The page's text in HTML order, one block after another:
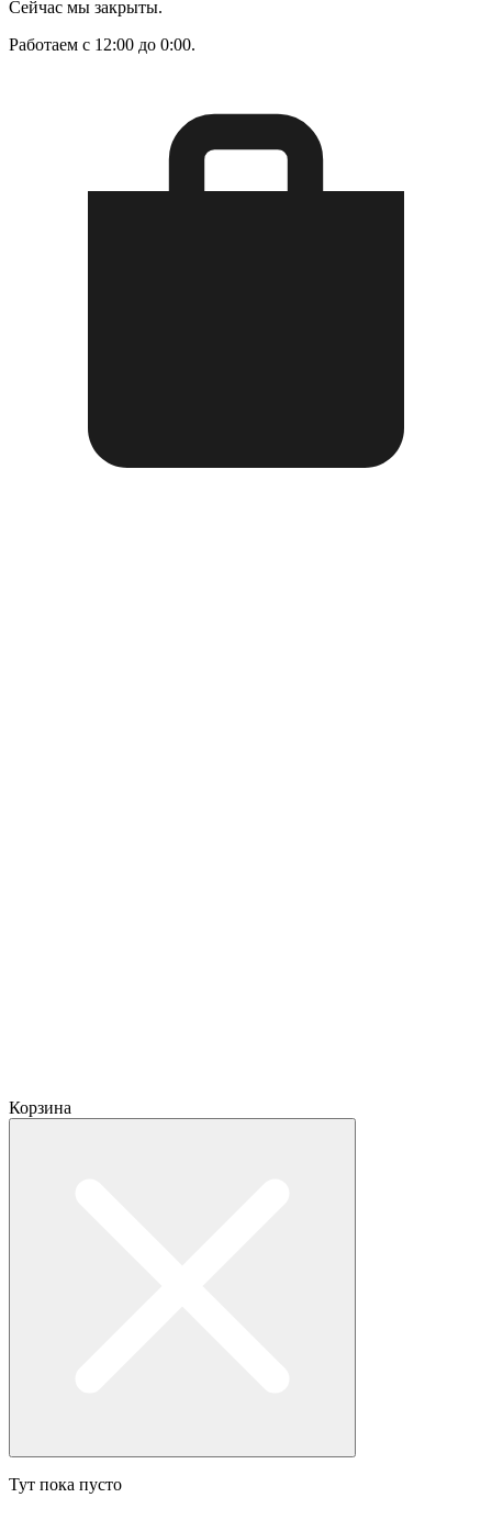
Сейчас мы закрыты.
Работаем с 12:00 до 0:00.
Корзина
Тут пока пусто